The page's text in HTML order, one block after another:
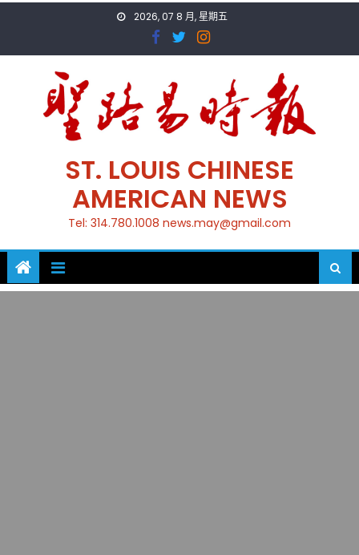
2026, 07 8 月, 星期五
ST. LOUIS CHINESE
AMERICAN NEWS
Tel: 314.780.1008 news.may@gmail.com